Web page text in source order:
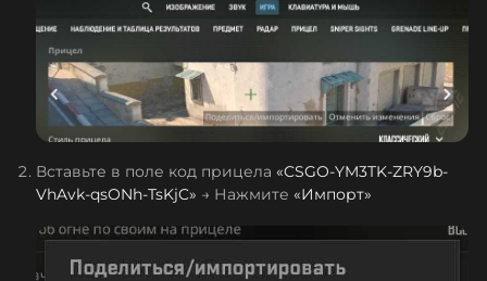
Вставьте в поле код прицела «CSGO-YM3TK-ZRY9b-
VhAvk-qsONh-TsKjC» → Нажмите «Импорт»